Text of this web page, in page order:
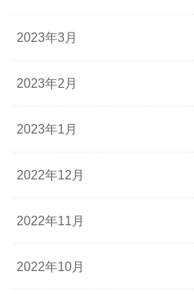
2023年3月
2023年2月
2023年1月
2022年12月
2022年11月
2022年10月